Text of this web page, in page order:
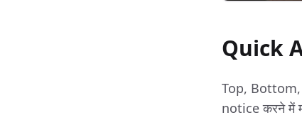
Quick
Top,
notice करने में